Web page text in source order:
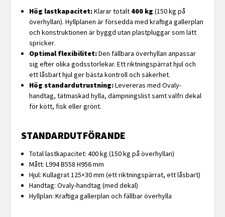
Hög lastkapacitet:Klarar totalt 400 kg (150 kg på
överhyllan). Hyllplanen är försedda med kraftiga gallerplan
och konstruktionen är byggd utan plastpluggar som lätt
spricker.
Optimal flexibilitet:Den fällbara överhyllan anpassar
sig efter olika godsstorlekar. Ett riktningspärrat hjul och
ett låsbart hjul ger bästa kontroll och säkerhet.
Hög standardutrustning:Levereras med Ovaly-
handtag, tätmaskad hylla, dämpningslist samt valfri dekal
för kött, fisk eller grönt.
STANDARDUTFÖRANDE
Total lastkapacitet: 400 kg (150 kg på överhyllan)
Mått: L994 B558 H956 mm
Hjul: Kullagrat 125×30 mm (ett riktningspärrat, ett låsbart)
Handtag: Ovaly-handtag (med dekal)
Hyllplan: Kraftiga gallerplan och fällbar överhylla